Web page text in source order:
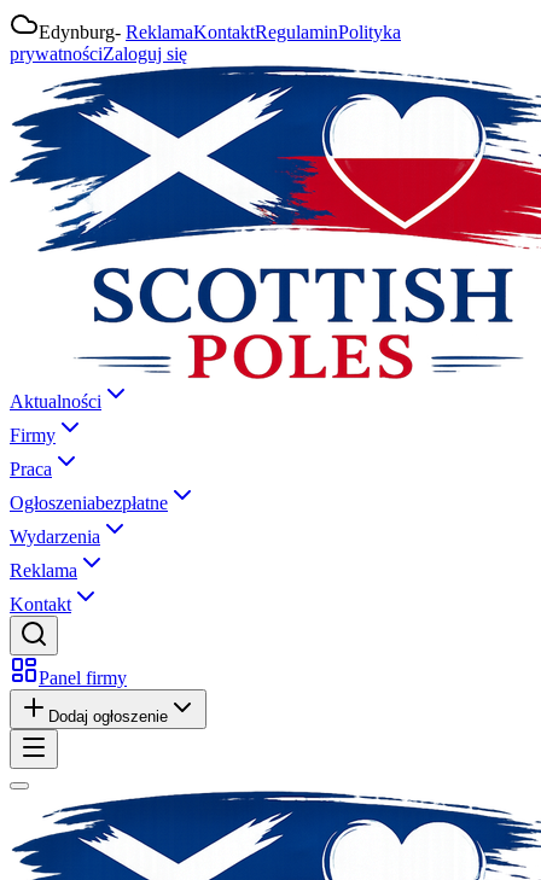
Edynburg- ReklamaKontaktRegulaminPolityka
prywatnościZaloguj się
Aktualności
Firmy
Praca
Ogłoszeniabezpłatne
Wydarzenia
Reklama
Kontakt
Panel firmy
Dodaj ogłoszenie